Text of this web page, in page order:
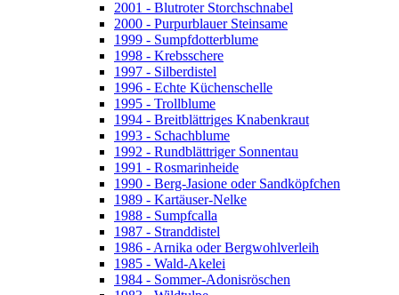
2001 - Blutroter Storchschnabel
2000 - Purpurblauer Steinsame
1999 - Sumpfdotterblume
1998 - Krebsschere
1997 - Silberdistel
1996 - Echte Küchenschelle
1995 - Trollblume
1994 - Breitblättriges Knabenkraut
1993 - Schachblume
1992 - Rundblättriger Sonnentau
1991 - Rosmarinheide
1990 - Berg-Jasione oder Sandköpfchen
1989 - Kartäuser-Nelke
1988 - Sumpfcalla
1987 - Stranddistel
1986 - Arnika oder Bergwohlverleih
1985 - Wald-Akelei
1984 - Sommer-Adonisröschen